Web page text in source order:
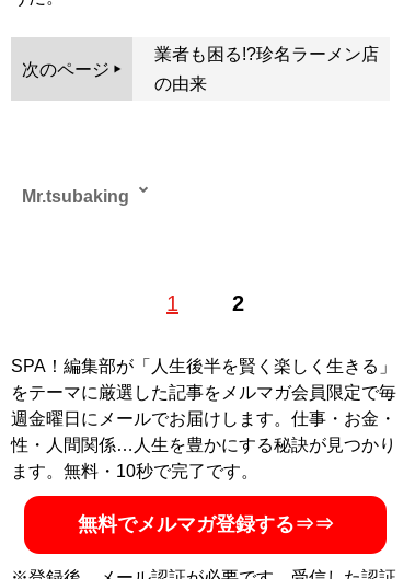
次のページ
業者も困る!?珍名ラーメン店
の由来
1 2
Mr.tsubaking
NHK「大！天才てれびくん」の主題歌を担当し、サエキ
朝日「世界の名画」をはじめ、放送作家としても活動
し、Webサイト「世界の美術館」での美術コラムやニュ
ースサイト「TABLO」での珍スポット連載を執筆。その
ほか、旅行会社などで仏像解説も。
記事一覧へ
SPA！編集部が「人生後半を賢く楽しく生きる」
をテーマに厳選した記事をメルマガ会員限定で毎
週金曜日にメールでお届けします。仕事・お金・
性・人間関係…人生を豊かにする秘訣が見つかり
ます。無料・10秒で完了です。
無料でメルマガ登録する⇒⇒